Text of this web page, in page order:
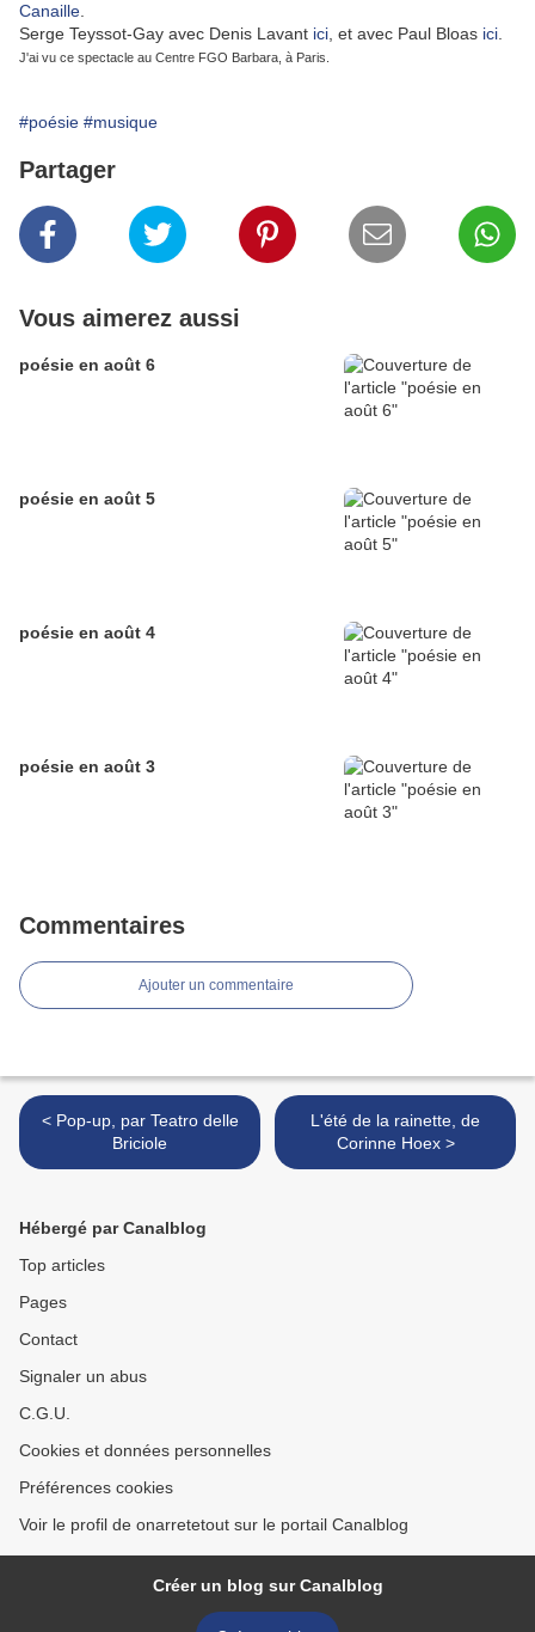
Canaille
Serge Teyssot-Gay avec Denis Lavant ici , et avec Paul Bloas ici
J'ai vu ce spectacle au Centre FGO Barbara, à Paris.
#poésie #musique
Partager
Vous aimerez aussi
poésie en août 6
poésie en août 5
poésie en août 4
poésie en août 3
Commentaires
Ajouter un commentaire
< Pop-up, par Teatro delle
Briciole
L'été de la rainette, de
Corinne Hoex >
Hébergé par Canalblog
Top articles
Pages
Contact
Signaler un abus
C.G.U.
Cookies et données personnelles
Préférences cookies
Voir le profil de onarretetout sur le portail Canalblog
Créer un blog sur Canalblog